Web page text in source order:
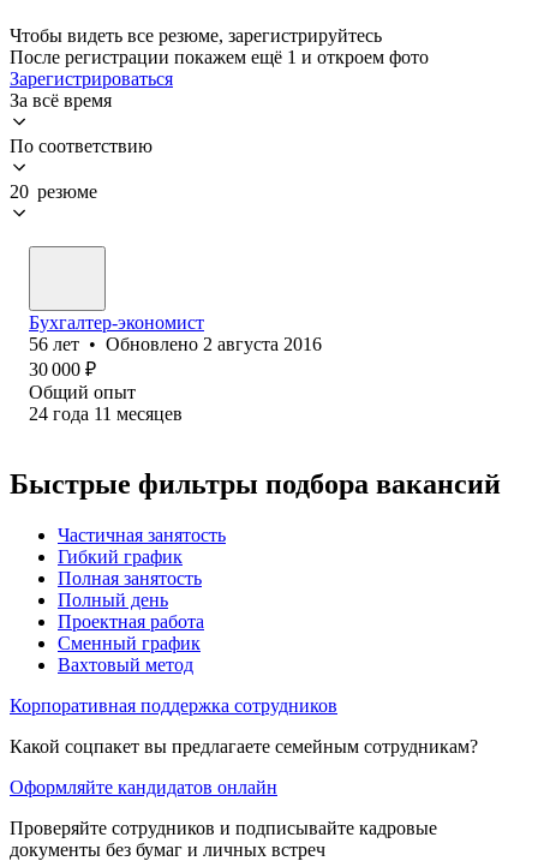
Чтобы видеть все резюме, зарегистрируйтесь
После регистрации покажем ещё 1 и откроем фото
Зарегистрироваться
За всё время
По соответствию
20 резюме
Бухгалтер-экономист
56 лет • Обновлено 2 августа 2016
30 000 ₽
Общий опыт
24 года 11 месяцев
Быстрые фильтры подбора вакансий
Частичная занятость
Гибкий график
Полная занятость
Полный день
Проектная работа
Сменный график
Вахтовый метод
Корпоративная поддержка сотрудников
Какой соцпакет вы предлагаете семейным сотрудникам?
Оформляйте кандидатов онлайн
Проверяйте сотрудников и подписывайте кадровые
документы без бумаг и личных встреч